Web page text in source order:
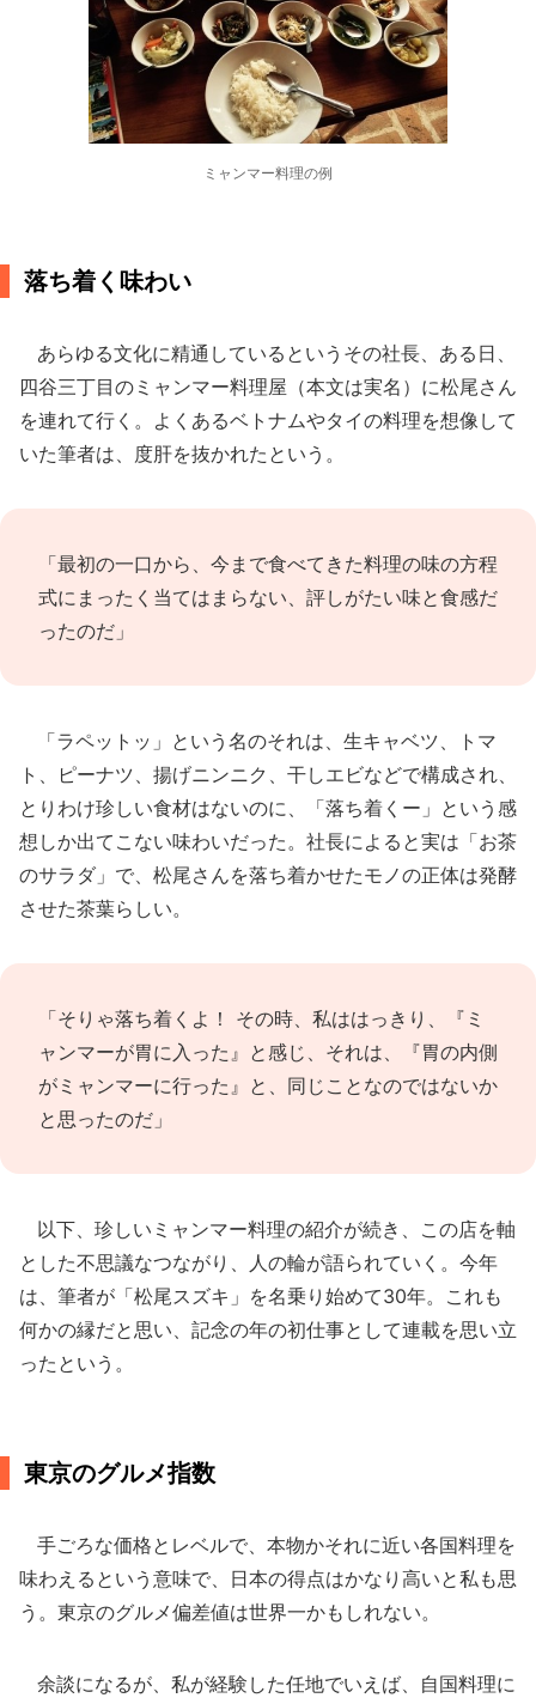
ミャンマー料理の例
落ち着く味わい
あらゆる文化に精通しているというその社長、ある日、
四谷三丁目のミャンマー料理屋（本文は実名）に松尾さん
を連れて行く。よくあるベトナムやタイの料理を想像して
いた筆者は、度肝を抜かれたという。
「最初の一口から、今まで食べてきた料理の味の方程
式にまったく当てはまらない、評しがたい味と食感だ
ったのだ」
「ラペットッ」という名のそれは、生キャベツ、トマ
ト、ピーナツ、揚げニンニク、干しエビなどで構成され、
とりわけ珍しい食材はないのに、「落ち着くー」という感
想しか出てこない味わいだった。社長によると実は「お茶
のサラダ」で、松尾さんを落ち着かせたモノの正体は発酵
させた茶葉らしい。
「そりゃ落ち着くよ！ その時、私ははっきり、『ミ
ャンマーが胃に入った』と感じ、それは、『胃の内側
がミャンマーに行った』と、同じことなのではないか
と思ったのだ」
以下、珍しいミャンマー料理の紹介が続き、この店を軸
とした不思議なつながり、人の輪が語られていく。今年
は、筆者が「松尾スズキ」を名乗り始めて30年。これも
何かの縁だと思い、記念の年の初仕事として連載を思い立
ったという。
東京のグルメ指数
手ごろな価格とレベルで、本物かそれに近い各国料理を
味わえるという意味で、日本の得点はかなり高いと私も思
う。東京のグルメ偏差値は世界一かもしれない。
余談になるが、私が経験した任地でいえば、自国料理に